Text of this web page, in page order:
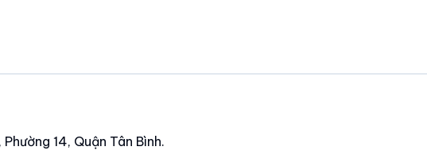
14, Quận Tân Bình.